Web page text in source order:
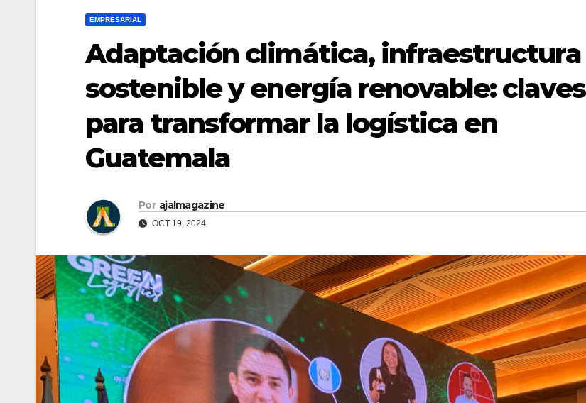
EMPRESARIAL
Adaptación climática, infraestructura
sostenible y energía renovable: claves
para transformar la logística en
Guatemala
Por ajalmagazine
OCT 19, 2024